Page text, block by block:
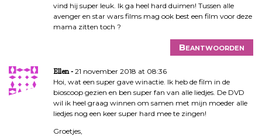
vind hij super leuk. Ik ga heel hard duimen! Tussen alle
avenger en star wars films mag ook best een film voor deze
mama zitten toch ?
Beantwoorden
Ellen
21 november 2018 at 08:36
Hoi, wat een super gave winactie. Ik heb de film in de
bioscoop gezien en ben super fan van alle liedjes. De DVD
wil ik heel graag winnen om samen met mijn moeder alle
liedjes nog een keer super hard mee te zingen!
Groetjes,